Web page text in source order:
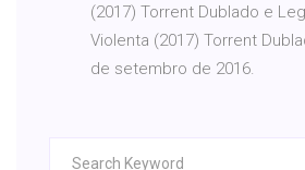
(2017) Torrent Dublado e
Violenta (2017) Torrent
de setembro de 2016.